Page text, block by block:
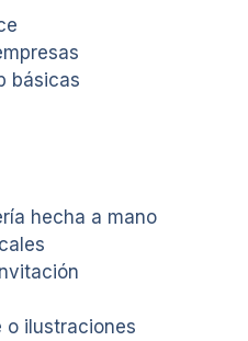
básicas
hecha a mano
o ilustraciones